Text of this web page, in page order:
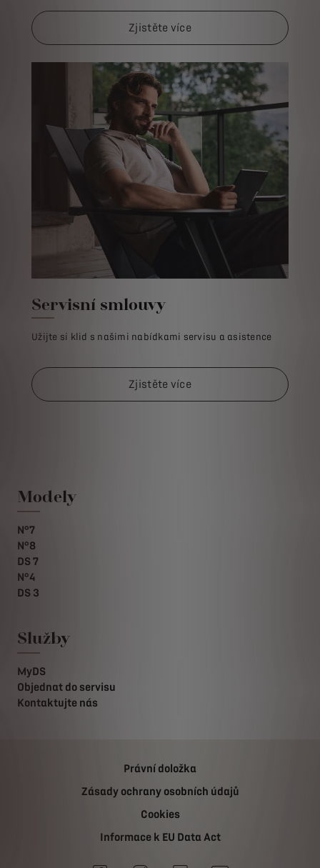
Zjistěte více
Servisní smlouvy
Užijte si klid s našimi nabídkami servisu a asistence
Zjistěte více
Modely
N°7
N°8
DS 7
N°4
DS 3
Služby
MyDS
Objednat do servisu
Kontaktujte nás
Právní doložka
Zásady ochrany osobních údajů
Cookies
Informace k EU Data Act